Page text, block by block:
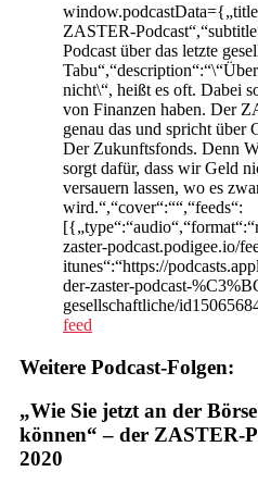
ZASTER-
Podcast über das letzte
nicht\“, heißt es oft. Dabei
von Finanzen haben. Der
genau das und spricht über
Der Zukunftsfonds. Denn
sorgt dafür, dass wir Geld
versauern lassen, wo es
wird.“,“cover“:““,“feeds“:
zaster-podcast.podigee.io/
itunes“:“https://
der-zaster-podcast-
gesellschaftliche/
feed
Weitere Podcast-Folgen:
„Wie Sie jetzt an der
können“ – der ZASTER-
2020